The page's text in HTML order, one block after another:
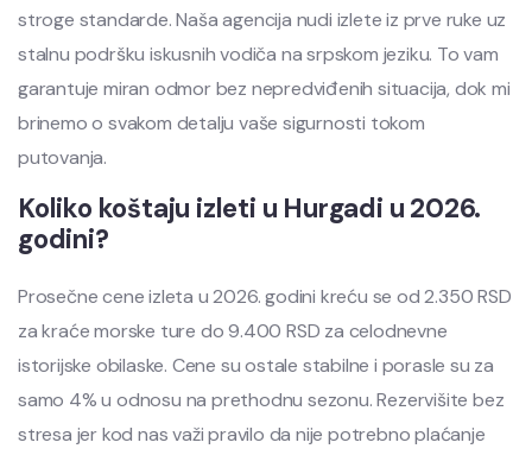
stroge standarde. Naša agencija nudi izlete iz prve ruke uz
stalnu podršku iskusnih vodiča na srpskom jeziku. To vam
garantuje miran odmor bez nepredviđenih situacija, dok mi
brinemo o svakom detalju vaše sigurnosti tokom
putovanja.
Koliko koštaju izleti u Hurgadi u 2026.
godini?
Prosečne cene izleta u 2026. godini kreću se od 2.350 RSD
za kraće morske ture do 9.400 RSD za celodnevne
istorijske obilaske. Cene su ostale stabilne i porasle su za
samo 4% u odnosu na prethodnu sezonu. Rezervišite bez
stresa jer kod nas važi pravilo da nije potrebno plaćanje